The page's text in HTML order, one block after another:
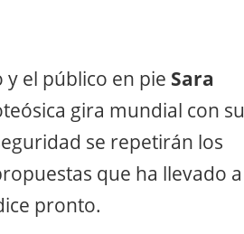
el público en pie Sara
gira mundial con su
se repetirán los
que ha llevado a
pronto.